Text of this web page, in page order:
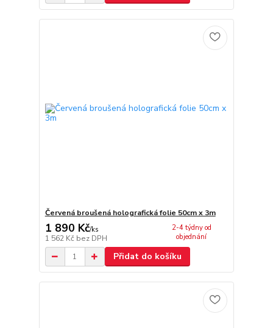
Červená broušená holografická folie 50cm x 3m
1 890 Kč/ks
1 562 Kč bez DPH
2-4 týdny od
objednání
Přidat do košíku